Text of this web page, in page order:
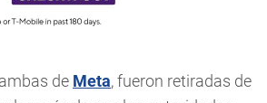
de Meta, fueron retiradas de